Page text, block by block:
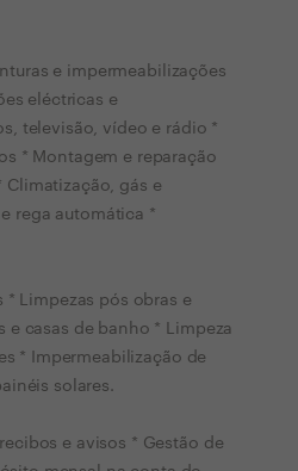
e impermeabilizações
eléctricas e
televisão, vídeo e rádio *
* Montagem e reparação
Climatização, gás e
rega automática *
* Limpezas pós obras e
e casas de banho * Limpeza
* Impermeabilização de
solares.
e avisos * Gestão de